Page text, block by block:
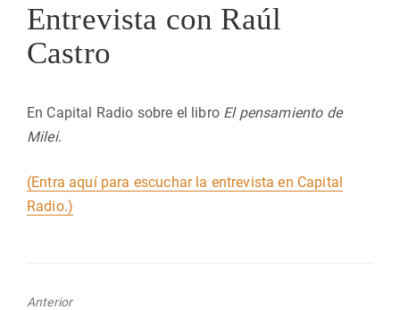
Entrevista con Raúl
Castro
En Capital Radio sobre el libro El pensamiento de
Milei.
(Entra aquí para escuchar la entrevista en Capital
Radio.)
Anterior